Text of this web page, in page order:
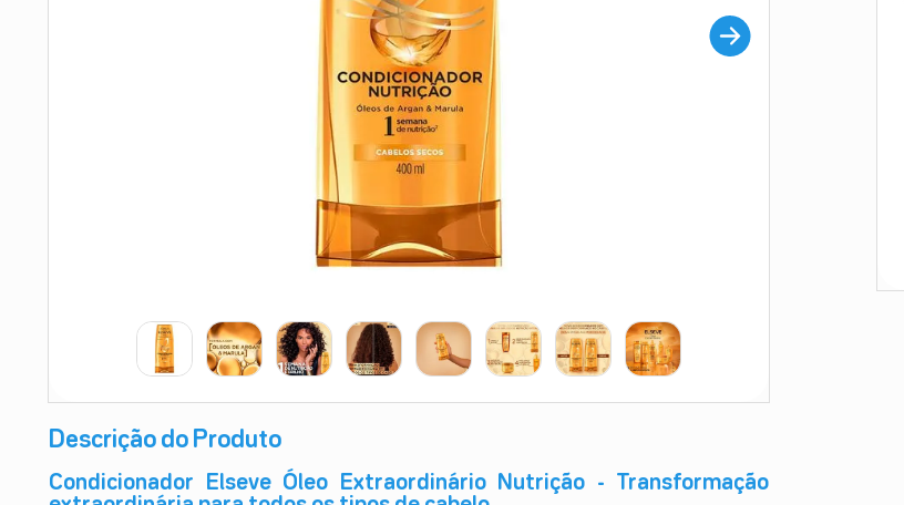
Descrição do Produto
Condicionador Elseve Óleo Extraordinário Nutrição - Transformação
teste gravidez
esmalte